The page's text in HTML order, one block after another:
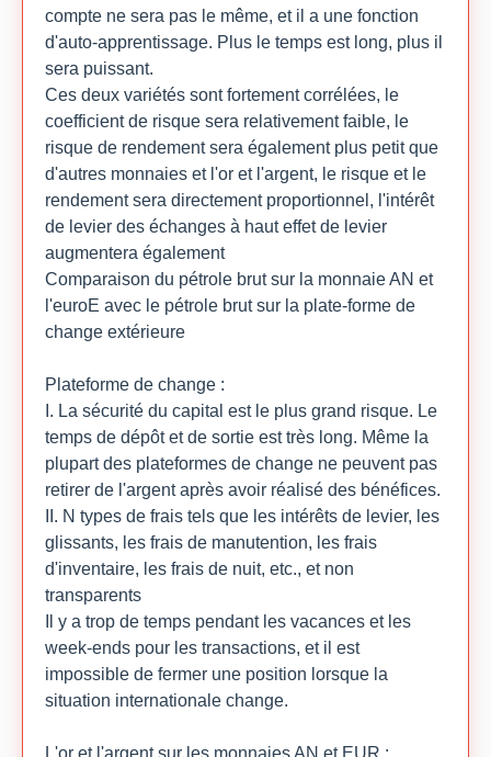
compte ne sera pas le même, et il a une fonction
d'auto-apprentissage. Plus le temps est long, plus il
sera puissant.
Ces deux variétés sont fortement corrélées, le
coefficient de risque sera relativement faible, le
risque de rendement sera également plus petit que
d'autres monnaies et l'or et l'argent, le risque et le
rendement sera directement proportionnel, l'intérêt
de levier des échanges à haut effet de levier
augmentera également
Comparaison du pétrole brut sur la monnaie AN et
l'euroE avec le pétrole brut sur la plate-forme de
change extérieure
Plateforme de change :
I. La sécurité du capital est le plus grand risque. Le
temps de dépôt et de sortie est très long. Même la
plupart des plateformes de change ne peuvent pas
retirer de l'argent après avoir réalisé des bénéfices.
II. N types de frais tels que les intérêts de levier, les
glissants, les frais de manutention, les frais
d'inventaire, les frais de nuit, etc., et non
transparents
Il y a trop de temps pendant les vacances et les
week-ends pour les transactions, et il est
impossible de fermer une position lorsque la
situation internationale change.